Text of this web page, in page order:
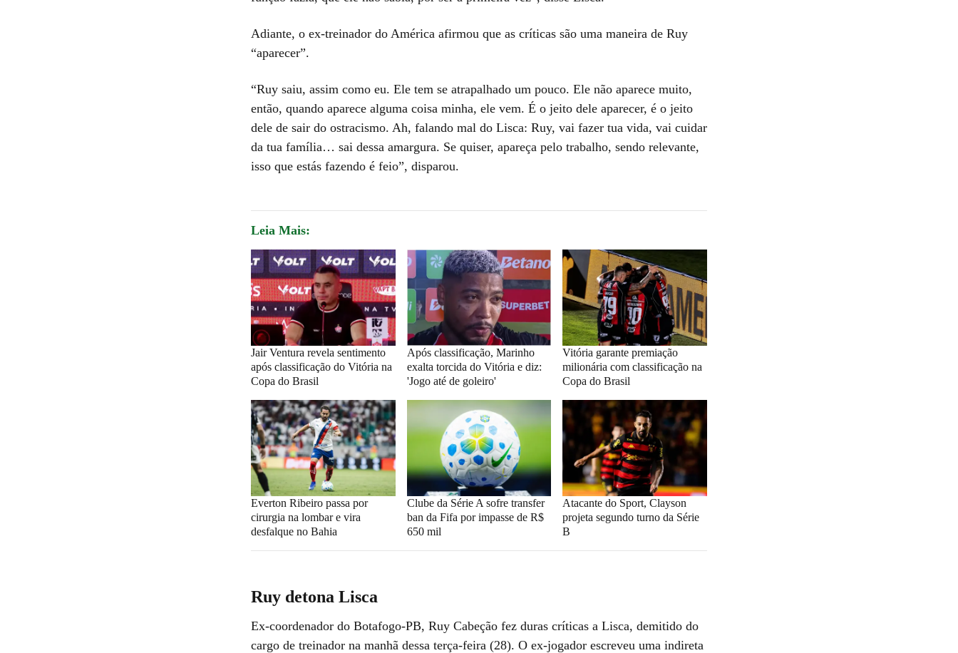
Adiante, o ex-treinador do América afirmou que as críticas são uma maneira de Ruy
“aparecer”.
“Ruy saiu, assim como eu. Ele tem se atrapalhado um pouco. Ele não aparece muito,
então, quando aparece alguma coisa minha, ele vem. É o jeito dele aparecer, é o jeito
dele de sair do ostracismo. Ah, falando mal do Lisca: Ruy, vai fazer tua vida, vai cuidar
da tua família… sai dessa amargura. Se quiser, apareça pelo trabalho, sendo relevante,
isso que estás fazendo é feio”, disparou.
Leia Mais:
Jair Ventura revela sentimento
após classificação do Vitória na
Copa do Brasil
Após classificação, Marinho
exalta torcida do Vitória e diz:
'Jogo até de goleiro'
Vitória garante premiação
milionária com classificação na
Copa do Brasil
Everton Ribeiro passa por
cirurgia na lombar e vira
desfalque no Bahia
Clube da Série A sofre transfer
ban da Fifa por impasse de R$
650 mil
Atacante do Sport, Clayson
projeta segundo turno da Série
B
Ruy detona Lisca
Ex-coordenador do Botafogo-PB, Ruy Cabeção fez duras críticas a Lisca, demitido do
cargo de treinador na manhã dessa terça-feira (28). O ex-jogador escreveu uma indireta